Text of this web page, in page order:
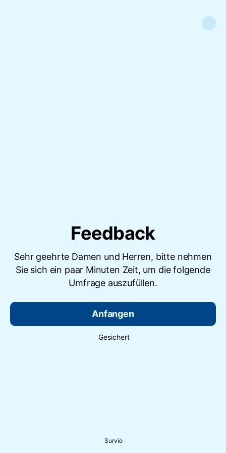
Feedback
Sehr geehrte Damen und Herren, bitte nehmen
Sie sich ein paar Minuten Zeit, um die folgende
Umfrage auszufüllen.
Anfangen
Gesichert
Survio